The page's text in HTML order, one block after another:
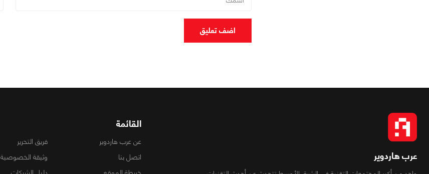
اضف تعليق
عرب هاردوير
القائمة
عن عرب هاردوير
فريق التحرير
اتصل بنا
وثيقة الخصوصية